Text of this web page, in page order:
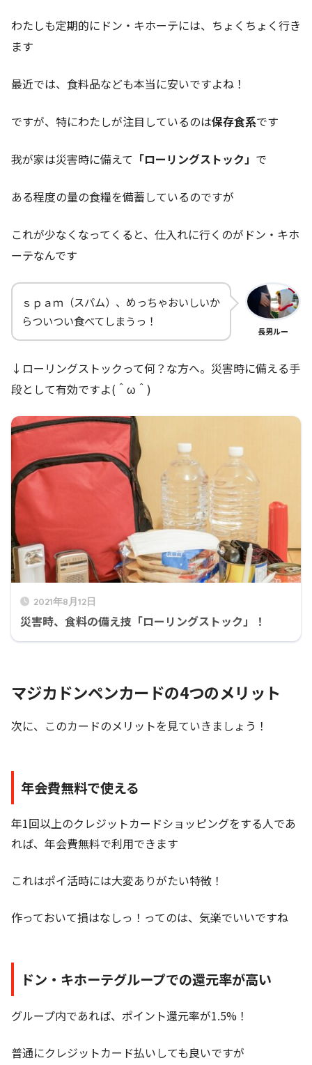
わたしも定期的にドン・キホーテには、ちょくちょく行き
ます
最近では、食料品なども本当に安いですよね！
ですが、特にわたしが注目しているのは保存食系です
我が家は災害時に備えて 「ローリングストック」 で
ある程度の量の食糧を備蓄しているのですが
これが少なくなってくると、仕入れに行くのがドン・キホ
ーテなんです
ｓｐａｍ（スパム）、めっちゃおいしいか
らついつい食べてしまうっ！
長男ルー
↓ローリングストックって何？な方へ。災害時に備える手
段として有効ですよ(＾ω＾)
2021年8月12日
災害時、食料の備え技「ローリングストック」！
マジカドンペンカードの4つのメリット
次に、このカードのメリットを見ていきましょう！
年会費無料で使える
年1回以上のクレジットカードショッピングをする人であ
れば、年会費無料で利用できます
これはポイ活時には大変ありがたい特徴！
作っておいて損はなしっ！ってのは、気楽でいいですね
ドン・キホーテグループでの還元率が高い
グループ内であれば、ポイント還元率が1.5%！
普通にクレジットカード払いしても良いですが